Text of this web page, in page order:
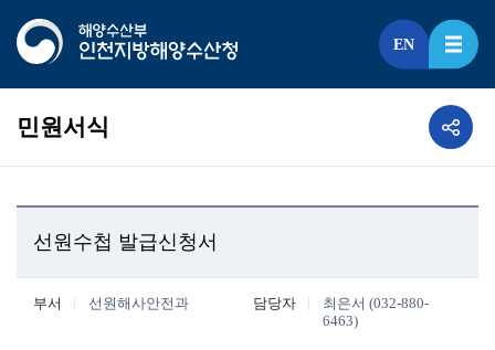
EN
민원서식
선원수첩 발급신청서
부서 선원해사안전과 담당자
최은서 (032-880-
6463)